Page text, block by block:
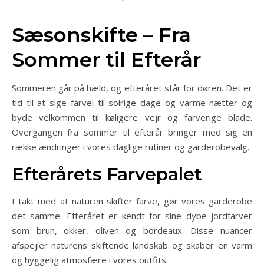
Sæsonskifte – Fra
Sommer til Efterår
Sommeren går på hæld, og efteråret står for døren. Det er
tid til at sige farvel til solrige dage og varme nætter og
byde velkommen til køligere vejr og farverige blade.
Overgangen fra sommer til efterår bringer med sig en
række ændringer i vores daglige rutiner og garderobevalg.
Efterårets Farvepalet
I takt med at naturen skifter farve, gør vores garderobe
det samme. Efteråret er kendt for sine dybe jordfarver
som brun, okker, oliven og bordeaux. Disse nuancer
afspejler naturens skiftende landskab og skaber en varm
og hyggelig atmosfære i vores outfits.